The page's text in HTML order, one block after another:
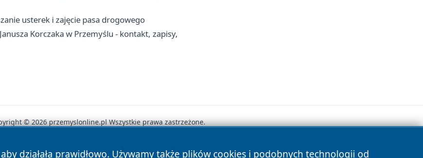
usterek i zajęcie pasa drogowego
Korczaka w Przemyślu - kontakt, zapisy,
działała prawidłowo. Używamy także plików cookies i podobnych technologii od
© 2026 przemyslonline.pl Wszystkie prawa zastrzeżone.
Autorzy Polityka Prywatności Polityka Cookies